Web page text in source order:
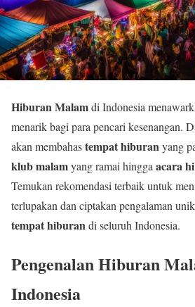
Hiburan Malamdi Indonesia
menarik bagi para pencari kesenangan.
akan membahastempat hiburanyang
klub malamyang ramai hingga acara
Temukan rekomendasi terbaik untuk
terlupakan dan ciptakan pengalaman
tempat hiburandi seluruh Indonesia.
Pengenalan Hiburan
Indonesia